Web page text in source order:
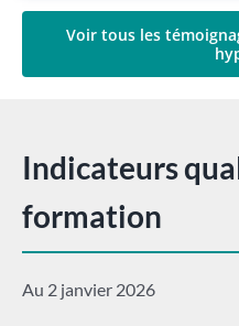
Voir tous les
Indicateurs
formation
Au 2 janvier 2026